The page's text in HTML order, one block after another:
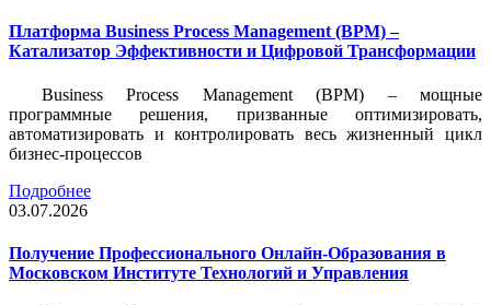
Платформа Business Process Management (BPM) –
Катализатор Эффективности и Цифровой Трансформации
Business Process Management (BPM) – мощные
программные решения, призванные оптимизировать,
автоматизировать и контролировать весь жизненный цикл
бизнес-процессов
Подробнее
03.07.2026
Получение Профессионального Онлайн-Образования в
Московском Институте Технологий и Управления